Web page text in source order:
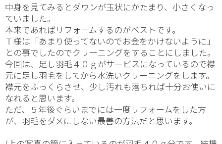
中身を見てみるとダウンが玉状にかたまり、小さくなっ
ていました。
本来であればリフォームするのがベストです。
Ｔ様は「あまり使ってないのでお金をかけないように」
との事でしたのでクリーニングをすることにしました。
今回は、足し羽毛４０ｇがサービスになっているので襟
元に足し羽毛をしてから水洗いクリーニングをします。
襟元をふっくらさせ、少し汚れも落ちれば十分お使いに
なれると思います。
ただ、５年後ぐらいまでには一度リフォームをした方
が、羽毛をダメにしない最善の方法だと思います。